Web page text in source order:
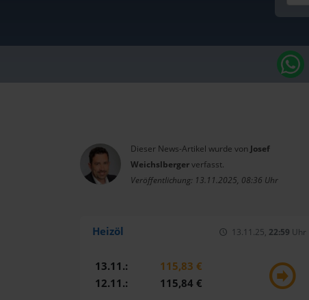
Dieser News-Artikel wurde von Josef
Weichslbergerverfasst.
Veröffentlichung: 13.11.2025, 08:36 Uhr
Heizöl 13.11.25, 22:59 Uhr
13.11.:
115,83 €
12.11.:
115,84 €